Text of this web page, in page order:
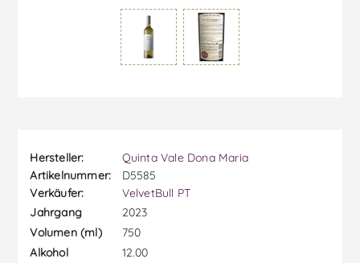
Hersteller:
Quinta Vale Dona Maria
Artikelnummer:
D5585
Verkäufer:
VelvetBull PT
Jahrgang
2023
Volumen (ml)
750
Alkohol
12.00